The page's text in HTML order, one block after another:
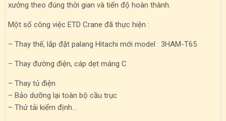
xưởng theo đúng thời gian và tiến độ hoàn thành.
Một số công việc ETD Crane đã thực hiện :
– Thay thế, lắp đặt palang Hitachi mới model : 3HAM-T65
– Thay đường điện, cáp dẹt máng C
– Thay tủ điện
– Bảo dưỡng lại toàn bộ cầu trục
– Thử tải kiểm định…